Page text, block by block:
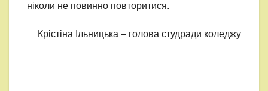
ніколи не повинно повторитися.
Крістіна Ільницька – голова студради коледжу